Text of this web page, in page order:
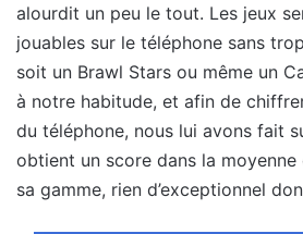
alourdit un peu le tout. Les jeux
jouables sur le téléphone sans
soit un Brawl Stars ou même un
à notre habitude, et afin de
du téléphone, nous lui avons fait
obtient un score dans la
sa gamme, rien d’exceptionnel